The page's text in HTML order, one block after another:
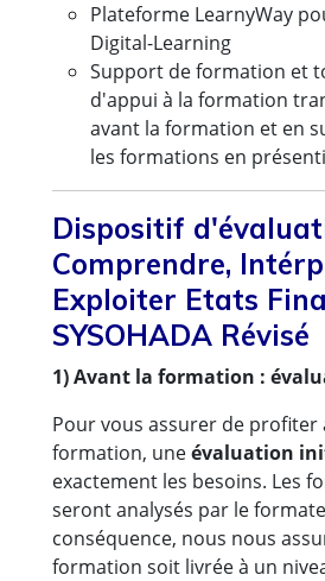
Plateforme LearnyWay
Digital-Learning
Support de formation et
d'appui à la formation
avant la formation et en
les formations en
Dispositif
Comprendre,
Exploiter Etats
SYSOHADA Révisé
1) Avant la formation :
Pour vous assurer de
formation, uneévaluation
exactement les besoins. Les
seront analysés par le
conséquence, nous nous
formation soit livrée à un